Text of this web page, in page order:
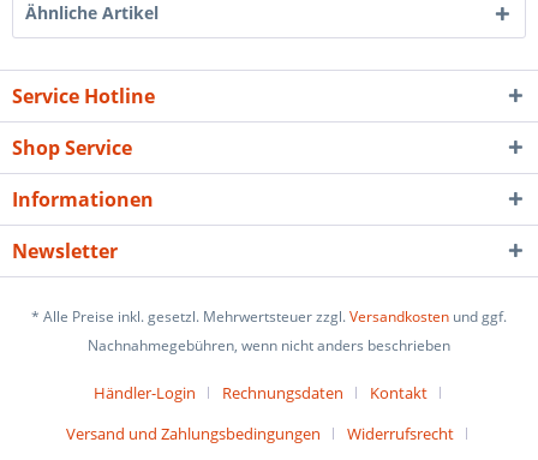
Ähnliche Artikel
Service Hotline
Shop Service
Informationen
Newsletter
* Alle Preise inkl. gesetzl. Mehrwertsteuer zzgl.Versandkosten und ggf.
Nachnahmegebühren, wenn nicht anders beschrieben
Händler-Login Rechnungsdaten
Kontakt
Versand und Zahlungsbedingungen
Widerrufsrecht